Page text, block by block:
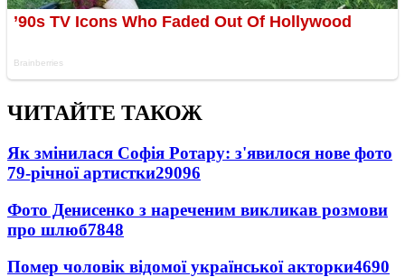
ЧИТАЙТЕ ТАКОЖ
Як змінилася Софія Ротару: з'явилося нове фото
79-річної артистки29096
Фото Денисенко з нареченим викликав розмови
про шлюб7848
Помер чоловік відомої української акторки4690